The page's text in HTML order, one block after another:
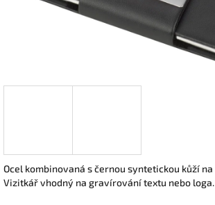
Ocel kombinovaná s černou syntetickou kůží
Vizitkář vhodný na gravírování textu nebo loga.